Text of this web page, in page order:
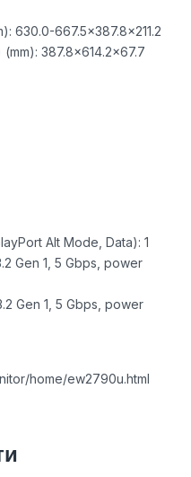
630.0-667.5×387.8×211.2
387.8×614.2×67.7
Alt Mode, Data): 1
Gen 1, 5 Gbps, power
Gen 1, 5 Gbps, power
home/ew2790u.html